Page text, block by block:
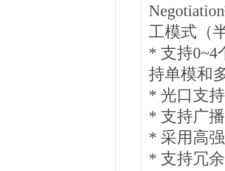
工模式（
* 支持0~4
持单模和
* 光口支
* 支持广
* 采用高
* 支持冗